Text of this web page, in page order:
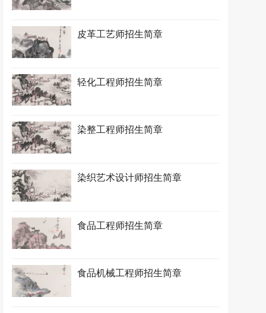
皮革工艺师招生简章
轻化工程师招生简章
染整工程师招生简章
染织艺术设计师招生简章
食品工程师招生简章
食品机械工程师招生简章